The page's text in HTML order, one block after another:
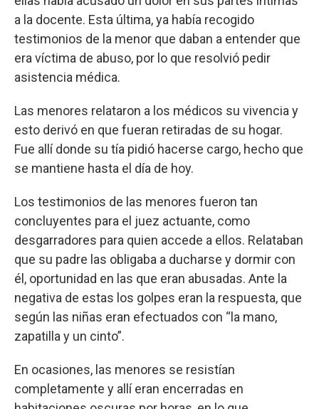
a la docente. Esta última, ya había recogido
testimonios de la menor que daban a entender que
era víctima de abuso, por lo que resolvió pedir
asistencia médica.
Las menores relataron a los médicos su vivencia y
esto derivó en que fueran retiradas de su hogar.
Fue allí donde su tía pidió hacerse cargo, hecho que
se mantiene hasta el día de hoy.
Los testimonios de las menores fueron tan
concluyentes para el juez actuante, como
desgarradores para quien accede a ellos. Relataban
que su padre las obligaba a ducharse y dormir con
él, oportunidad en las que eran abusadas. Ante la
negativa de estas los golpes eran la respuesta, que
según las niñas eran efectuados con “la mano,
zapatilla y un cinto”.
En ocasiones, las menores se resistían
completamente y allí eran encerradas en